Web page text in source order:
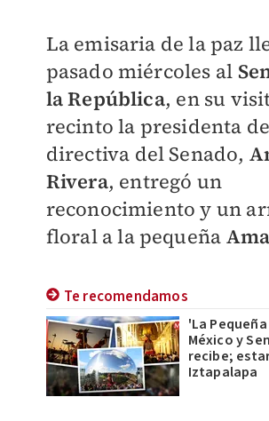
La emisaria de la paz
pasado miércoles al
la República, en su
recinto la presidenta
directiva del Senado,
Rivera, entregó un
reconocimiento y un
floral a la pequeña
Te recomendamos
'La
México y
recibe;
Iztapalapa